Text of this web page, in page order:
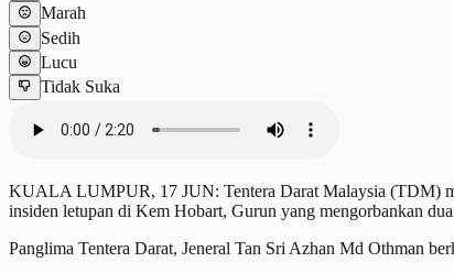
Marah
Sedih
Lucu
Tidak Suka
KUALA LUMPUR, 17 JUN: Tentera Darat Malaysia (TDM)
insiden letupan di Kem Hobart, Gurun yang mengorbankan
Panglima Tentera Darat, Jeneral Tan Sri Azhan Md Othman